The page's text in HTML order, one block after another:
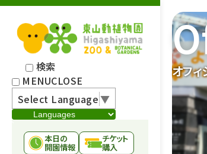
検索
MENUCLOSE
Select Language▼
本日の
開園情報
チケット
購入
オフ